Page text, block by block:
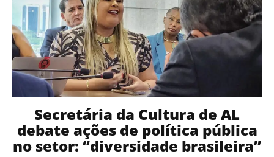
Secretária da Cultura de AL
debate ações de política pública
no setor: “diversidade brasileira”